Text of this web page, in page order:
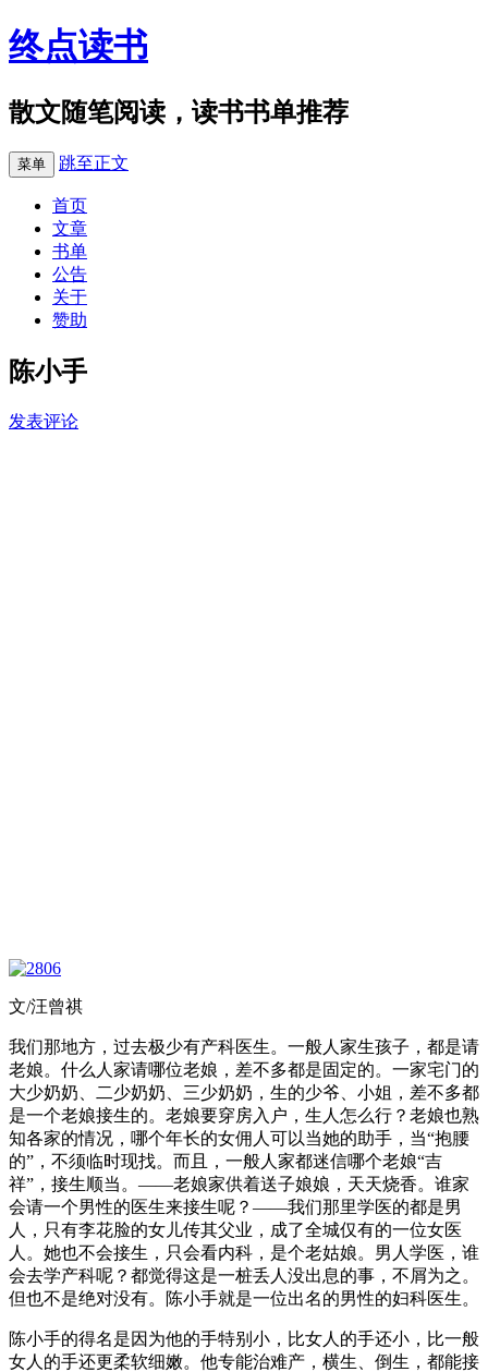
终点读书
散文随笔阅读，读书书单推荐
菜单 跳至正文
首页
文章
书单
公告
关于
赞助
陈小手
发表评论
文/汪曾祺
我们那地方，过去极少有产科医生。一般人家生孩子，都是请
老娘。什么人家请哪位老娘，差不多都是固定的。一家宅门的
大少奶奶、二少奶奶、三少奶奶，生的少爷、小姐，差不多都
是一个老娘接生的。老娘要穿房入户，生人怎么行？老娘也熟
知各家的情况，哪个年长的女佣人可以当她的助手，当“抱腰
的”，不须临时现找。而且，一般人家都迷信哪个老娘“吉
祥”，接生顺当。——老娘家供着送子娘娘，天天烧香。谁家
会请一个男性的医生来接生呢？——我们那里学医的都是男
人，只有李花脸的女儿传其父业，成了全城仅有的一位女医
人。她也不会接生，只会看内科，是个老姑娘。男人学医，谁
会去学产科呢？都觉得这是一桩丢人没出息的事，不屑为之。
但也不是绝对没有。陈小手就是一位出名的男性的妇科医生。
陈小手的得名是因为他的手特别小，比女人的手还小，比一般
女人的手还更柔软细嫩。他专能治难产，横生、倒生，都能接